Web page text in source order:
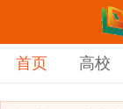
首页 高校